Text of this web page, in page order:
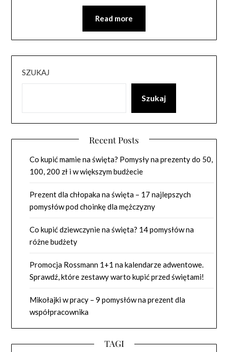
Read more
SZUKAJ
Szukaj
Recent Posts
Co kupić mamie na święta? Pomysły na prezenty do 50,
100, 200 zł i w większym budżecie
Prezent dla chłopaka na święta – 17 najlepszych
pomysłów pod choinkę dla mężczyzny
Co kupić dziewczynie na święta? 14 pomysłów na
różne budżety
Promocja Rossmann 1+1 na kalendarze adwentowe.
Sprawdź, które zestawy warto kupić przed świętami!
Mikołajki w pracy – 9 pomysłów na prezent dla
współpracownika
TAGI